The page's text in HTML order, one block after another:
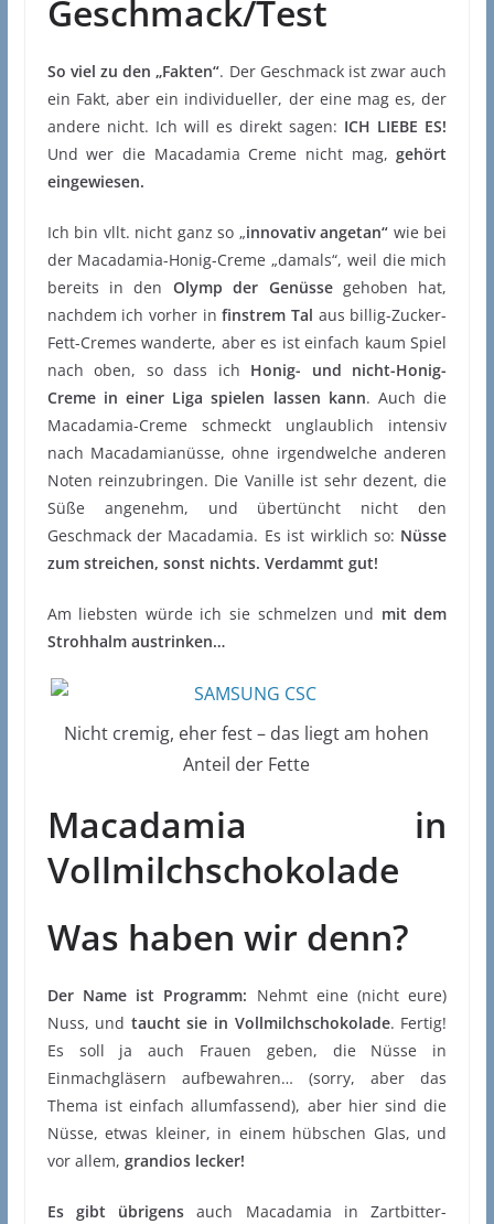
Geschmack/Test
So viel zu den „Fakten“. Der Geschmack ist zwar auch
ein Fakt, aber ein individueller, der eine mag es, der
andere nicht. Ich will es direkt sagen: ICH LIEBE ES!
Und wer die Macadamia Creme nicht mag,gehört
eingewiesen.
Ich bin vllt. nicht ganz so „innovativ angetan“ wie bei
der Macadamia-Honig-Creme „damals“, weil die mich
bereits in den Olymp der Genüssegehoben hat,
nachdem ich vorher in finstrem Tal aus billig-Zucker-
Fett-Cremes wanderte, aber es ist einfach kaum Spiel
nach oben, so dass ich Honig- und nicht-Honig-
Creme in einer Liga spielen lassen kann. Auch die
Macadamia-Creme schmeckt unglaublich intensiv
nach Macadamianüsse, ohne irgendwelche anderen
Noten reinzubringen. Die Vanille ist sehr dezent, die
Süße angenehm, und übertüncht nicht den
Geschmack der Macadamia. Es ist wirklich so: Nüsse
zum streichen, sonst nichts. Verdammt gut!
Am liebsten würde ich sie schmelzen und mit dem
Strohhalm austrinken…
Nicht cremig, eher fest – das liegt am hohen
Anteil der Fette
Macadamia in
Vollmilchschokolade
Was haben wir denn?
Der Name ist Programm: Nehmt eine (nicht eure)
Nuss, und taucht sie in Vollmilchschokolade. Fertig!
Es soll ja auch Frauen geben, die Nüsse in
Einmachgläsern aufbewahren… (sorry, aber das
Thema ist einfach allumfassend), aber hier sind die
Nüsse, etwas kleiner, in einem hübschen Glas, und
vor allem, grandios lecker!
Es gibt übrigens auch Macadamia in Zartbitter-